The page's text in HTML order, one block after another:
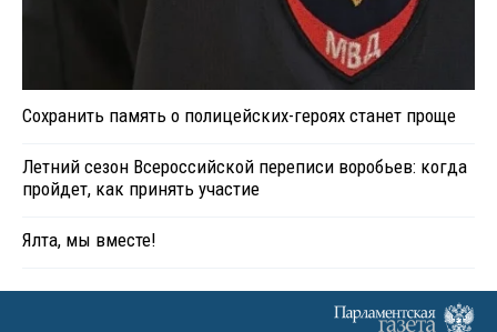
Сохранить память о полицейских-героях станет проще
Летний сезон Всероссийской переписи воробьев: когда
пройдет, как принять участие
Ялта, мы вместе!